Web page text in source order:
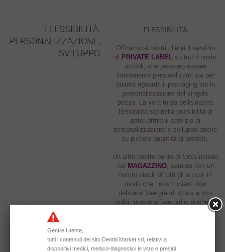
FLESSIBILITÀ,
PERSONALIZZAZIONE,
SVILUPPO
FLESSIBILITÀ
Offriamo ai nostri clienti il servizio
di PRIVATE LABEL su tutti i nostri
articoli, che possono essere
interamente personalizzati sia per
quanto riguarda il packaging sia la
personalizzazione del singolo
pezzo. La vera forza della nostra
flessibilità sta nella possibilità di
poter offrire il servizio di
personalizzazione e sviluppo anche
su piccole quantità di prodotti.
Un altro nostro punto di forza risiede
nel MAGAZZINO, sempre con un
nutrito stock di tutti gli articoli in
modo che i nostri clienti non
debbano fare grandi stock a loro
volta, possano fare ordini anche di
piccola entità ma sempre a prezzi
Siamo unaFAMILY COMPANY